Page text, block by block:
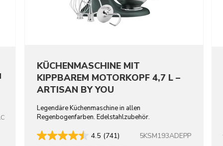
KÜCHENMASCHINE MIT
KIPPBAREM MOTORKOPF 4,7 L –
ARTISAN BY YOU
Legendäre Küchenmaschine in allen
Regenbogenfarben. Edelstahlzubehör.
4.5 (741) 5KSM193ADEPP